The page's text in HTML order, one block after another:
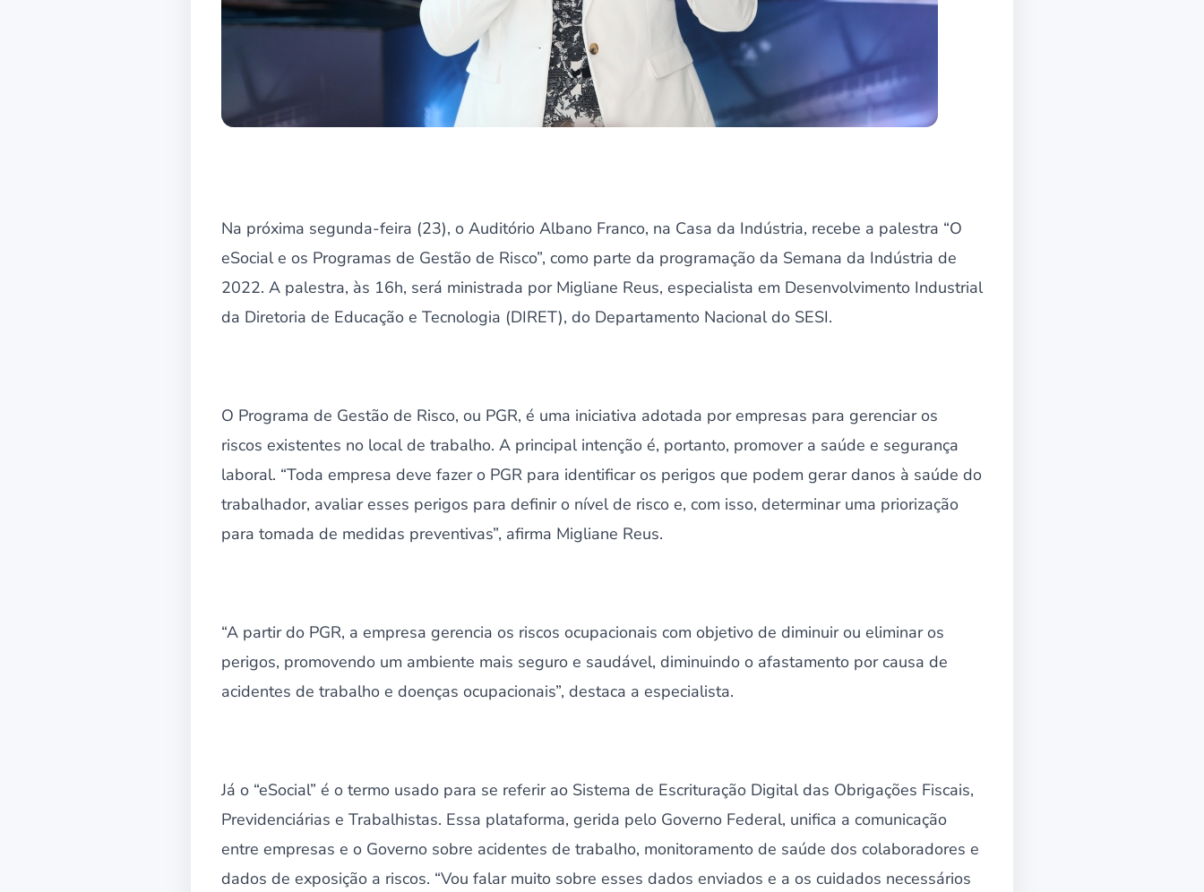
Na próxima segunda-feira (23), o Auditório Albano Franco, na Casa da Indústria, recebe a palestra “O
eSocial e os Programas de Gestão de Risco”, como parte da programação da Semana da Indústria de
2022. A palestra, às 16h, será ministrada por Migliane Reus, especialista em Desenvolvimento Industrial
da Diretoria de Educação e Tecnologia (DIRET), do Departamento Nacional do SESI.
O Programa de Gestão de Risco, ou PGR, é uma iniciativa adotada por empresas para gerenciar os
riscos existentes no local de trabalho. A principal intenção é, portanto, promover a saúde e segurança
laboral. “Toda empresa deve fazer o PGR para identificar os perigos que podem gerar danos à saúde do
trabalhador, avaliar esses perigos para definir o nível de risco e, com isso, determinar uma priorização
para tomada de medidas preventivas”, afirma Migliane Reus.
“A partir do PGR, a empresa gerencia os riscos ocupacionais com objetivo de diminuir ou eliminar os
perigos, promovendo um ambiente mais seguro e saudável, diminuindo o afastamento por causa de
acidentes de trabalho e doenças ocupacionais”, destaca a especialista.
Já o “eSocial” é o termo usado para se referir ao Sistema de Escrituração Digital das Obrigações Fiscais,
Previdenciárias e Trabalhistas. Essa plataforma, gerida pelo Governo Federal, unifica a comunicação
entre empresas e o Governo sobre acidentes de trabalho, monitoramento de saúde dos colaboradores e
dados de exposição a riscos. “Vou falar muito sobre esses dados enviados e a os cuidados necessários